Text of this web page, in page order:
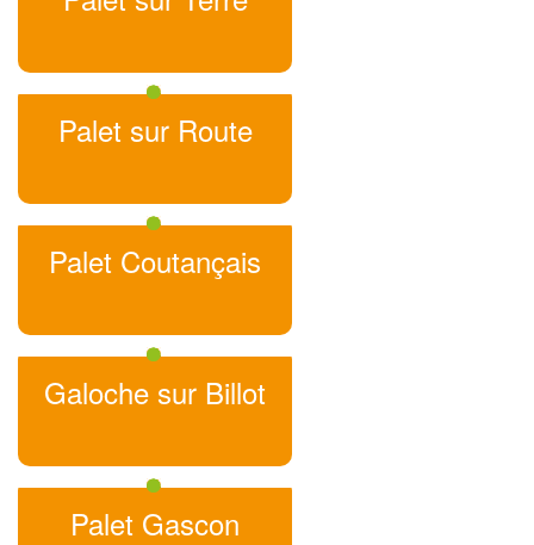
Palet sur Route
Palet Coutançais
Galoche sur Billot
Palet Gascon